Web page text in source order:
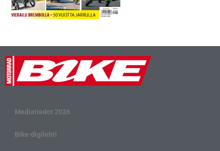
Mediatiedot 2026
Bike-digilehti